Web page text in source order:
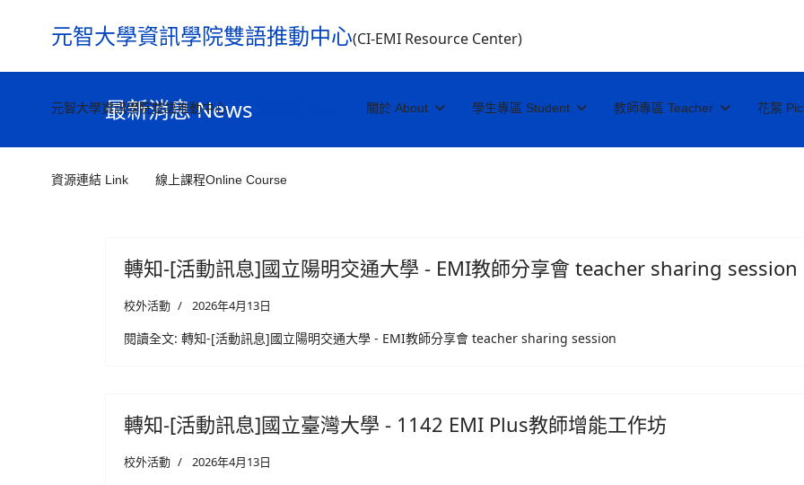
元智大學資訊學院雙語推動中心(CI-EMI Resource Center)
元智大學資訊學院雙語推動中心 關於 About 學生專區 Student 教師專區 Teacher 花絮
資源連結 Link 線上課程Online Course
最新消息 News
轉知-[活動訊息]國立陽明交通大學 - EMI教師分享會 teacher sharing session
校外活動 2026年4月13日
閱讀全文: 轉知-[活動訊息]國立陽明交通大學 - EMI教師分享會 teacher sharing session
轉知-[活動訊息]國立臺灣大學 - 1142 EMI Plus教師增能工作坊
校外活動 2026年4月13日